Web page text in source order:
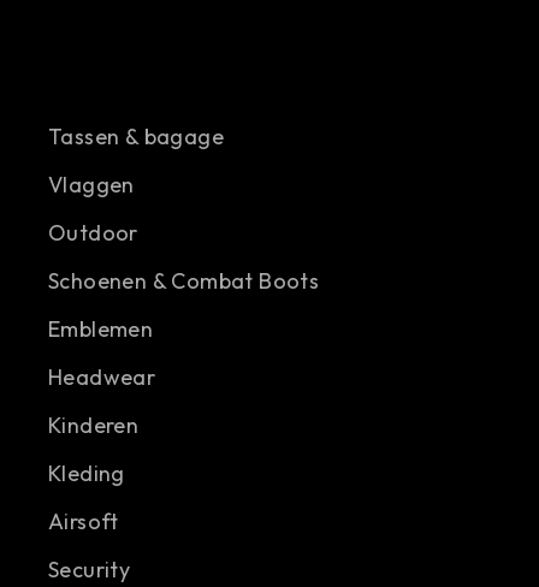
Tassen & bagage
Vlaggen
Outdoor
Schoenen & Combat Boots
Emblemen
Headwear
Kinderen
Kleding
Airsoft
Security